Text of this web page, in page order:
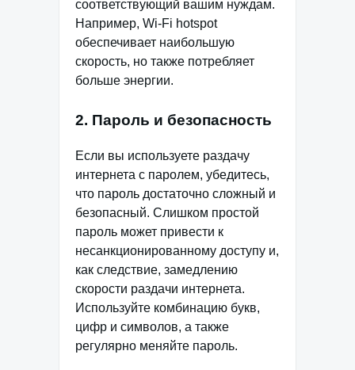
соответствующий вашим нуждам.
Например, Wi-Fi hotspot
обеспечивает наибольшую
скорость, но также потребляет
больше энергии.
2. Пароль и безопасность
Если вы используете раздачу
интернета с паролем, убедитесь,
что пароль достаточно сложный и
безопасный. Слишком простой
пароль может привести к
несанкционированному доступу и,
как следствие, замедлению
скорости раздачи интернета.
Используйте комбинацию букв,
цифр и символов, а также
регулярно меняйте пароль.